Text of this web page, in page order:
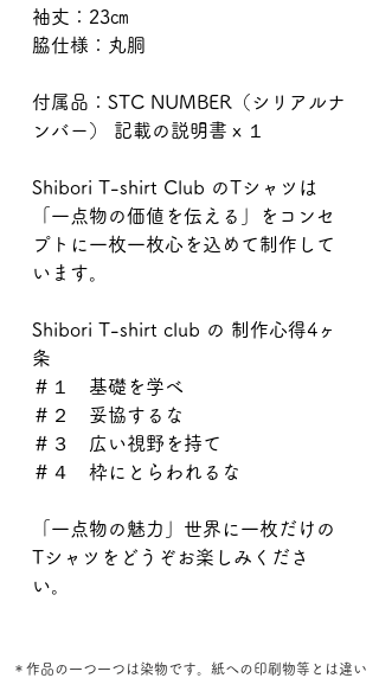
袖丈：23㎝
脇仕様：丸胴
付属品：STC NUMBER（シリアルナ
ンバー） 記載の説明書ｘ１
Shibori T-shirt Club のTシャツは
「一点物の価値を伝える」をコンセ
プトに一枚一枚心を込めて制作して
います。
Shibori T-shirt club の 制作心得4ヶ
条
＃１ 基礎を学べ
＃２ 妥協するな
＃３ 広い視野を持て
＃４ 枠にとらわれるな
「一点物の魅力」世界に一枚だけの
Tシャツをどうぞお楽しみくださ
い。
＊作品の一つ一つは染物です。紙への印刷物等とは違い